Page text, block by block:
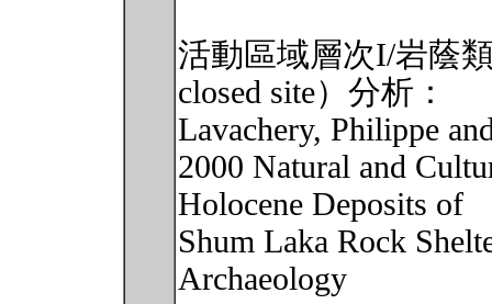
活動區域層次I/岩蔭
closed site）分析：
Lavachery, Philippe
2000 Natural and
Holocene Deposits of
Shum Laka Rock
Archaeology